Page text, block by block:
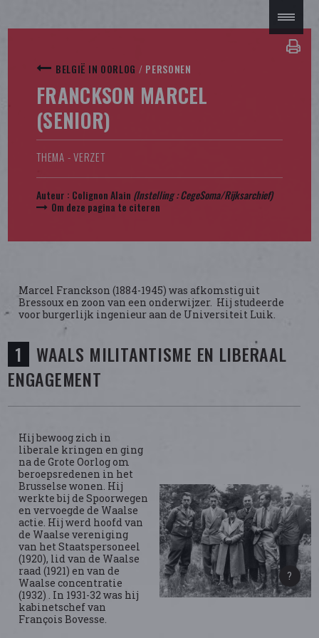
BELGIË IN OORLOG / PERSONEN
FRANCKSON MARCEL
(SENIOR)
THEMA - VERZET
Auteur : Colignon Alain (Instelling : CegeSoma/Rijksarchief)
Om deze pagina te citeren
Marcel Franckson (1884-1945) was afkomstig uit
Bressoux en zoon van een onderwijzer. Hij studeerde
voor burgerlijk ingenieur aan de Universiteit Luik.
WAALS MILITANTISME EN LIBERAAL
ENGAGEMENT
Hij bewoog zich in
liberale kringen en ging
na de Grote Oorlog om
beroepsredenen in het
Brusselse wonen. Hij
werkte bij de Spoorwegen
en vervoegde de Waalse
actie. Hij werd hoofd van
de Waalse vereniging
van het Staatspersoneel
(1920), lid van de Waalse
raad (1921) en van de
Waalse concentratie
(1932) . In 1931-32 was hij
kabinetschef van
François Bovesse.